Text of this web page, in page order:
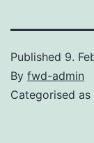
Published 9.
By fwd-admin
Categorised as